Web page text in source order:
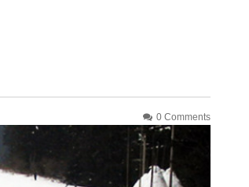
0 Comments